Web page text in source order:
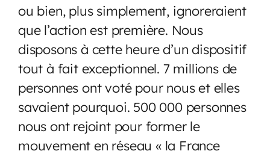
ou bien, plus simplement, ignoreraient
que l’action est première. Nous
disposons à cette heure d’un dispositif
tout à fait exceptionnel. 7 millions de
personnes ont voté pour nous et elles
savaient pourquoi. 500 000 personnes
nous ont rejoint pour former le
mouvement en réseau « la France